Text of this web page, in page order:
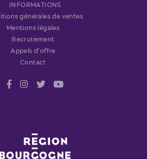
INFORMATIONS
générales de ventes
Mentions légales
Recrutement
Appels d’offre
Contact